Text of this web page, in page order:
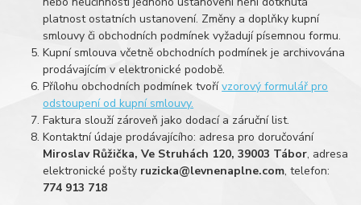
platnost ostatních ustanovení. Změny a doplňky kupní
smlouvy či obchodních podmínek vyžadují písemnou formu.
Kupní smlouva včetně obchodních podmínek je archivována
prodávajícím v elektronické podobě.
Přílohu obchodních podmínek tvořívzorový formulář pro
odstoupení od kupní smlouvy.
Faktura slouží zároveň jako dodací a záruční list.
Kontaktní údaje prodávajícího: adresa pro doručování
Miroslav Růžička, Ve Struhách 120, 39003 Tábor, adresa
elektronické pošty ruzicka@levnenaplne.com, telefon:
774 913 718